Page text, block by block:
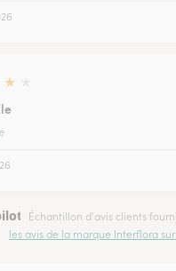
★
Échantillon d'avis clients
les avis de la marque Interflora